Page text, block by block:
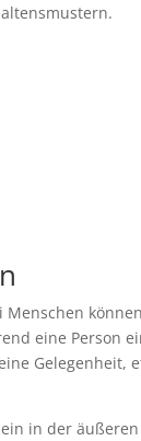
eine Person
Gelegenheit,
in der